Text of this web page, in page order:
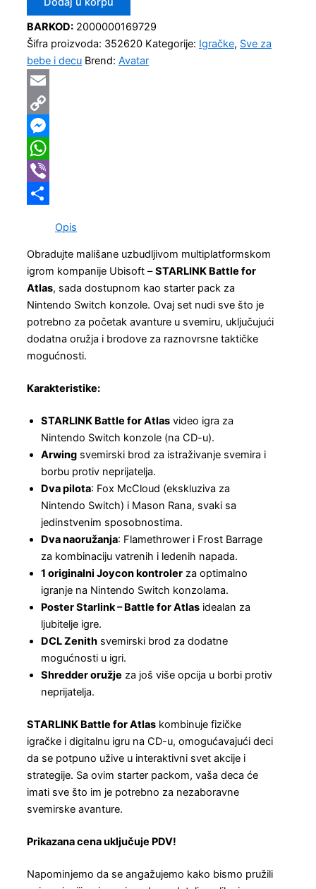
BARKOD: 2000000169729
Šifra proizvoda: 352620 Kategorije: Igračke, Sve za
bebe i decu Brend: Avatar
Email
Copy
Link
Messenger
WhatsApp
Viber
Opis
Obradujte mališane uzbudljivom multiplatformskom
igrom kompanije Ubisoft –STARLINK Battle for
Atlas, sada dostupnom kao starter pack za
Nintendo Switch konzole. Ovaj set nudi sve što je
potrebno za početak avanture u svemiru, uključujući
dodatna oružja i brodove za raznovrsne taktičke
mogućnosti.
Karakteristike:
STARLINK Battle for Atlas video igra za
Nintendo Switch konzole (na CD-u).
Arwing svemirski brod za istraživanje svemira i
borbu protiv neprijatelja.
Dva pilota: Fox McCloud (ekskluziva za
Nintendo Switch) i Mason Rana, svaki sa
jedinstvenim sposobnostima.
Dva naoružanja: Flamethrower i Frost Barrage
za kombinaciju vatrenih i ledenih napada.
1 originalni Joycon kontroler za optimalno
igranje na Nintendo Switch konzolama.
Poster Starlink – Battle for Atlas idealan za
ljubitelje igre.
DCL Zenith svemirski brod za dodatne
mogućnosti u igri.
Shredder oružje za još više opcija u borbi protiv
neprijatelja.
STARLINK Battle for Atlas kombinuje fizičke
igračke i digitalnu igru na CD-u, omogućavajući deci
da se potpuno užive u interaktivni svet akcije i
strategije. Sa ovim starter packom, vaša deca će
imati sve što im je potrebno za nezaboravne
svemirske avanture.
Prikazana cena uključuje PDV!
Napominjemo da se angažujemo kako bismo pružili